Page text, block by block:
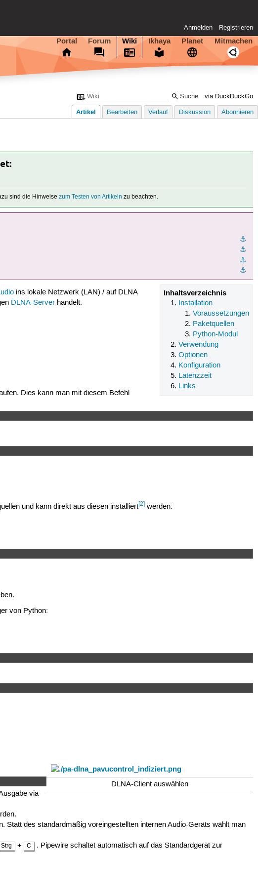
Anmelden Registrieren
Portal Forum Wiki Ikhaya Planet Mitmachen
via DuckDuckGo
Artikel Bearbeiten Verlauf Diskussion Abonnieren
sind die Hinweisezum Testen von Artikeln zu beachten.
⚓︎
⚓︎
⚓︎
⚓︎
Inhaltsverzeichnis
Installation
Voraussetzungen
Paketquellen
Python-Modul
Verwendung
Optionen
Konfiguration
Latenzzeit
Links
ins lokale Netzwerk (LAN) / auf DLNA
DLNA-Server handelt.
Dies kann man mit diesem Befehl
und kann direkt aus diesen installiert[2] werden:
von Python:
DLNA-Client auswählen
via
Statt des standardmäßig voreingestellten internen Audio-Geräts wählt man
Strg + C
. Pipewire schaltet automatisch auf das Standardgerät zur